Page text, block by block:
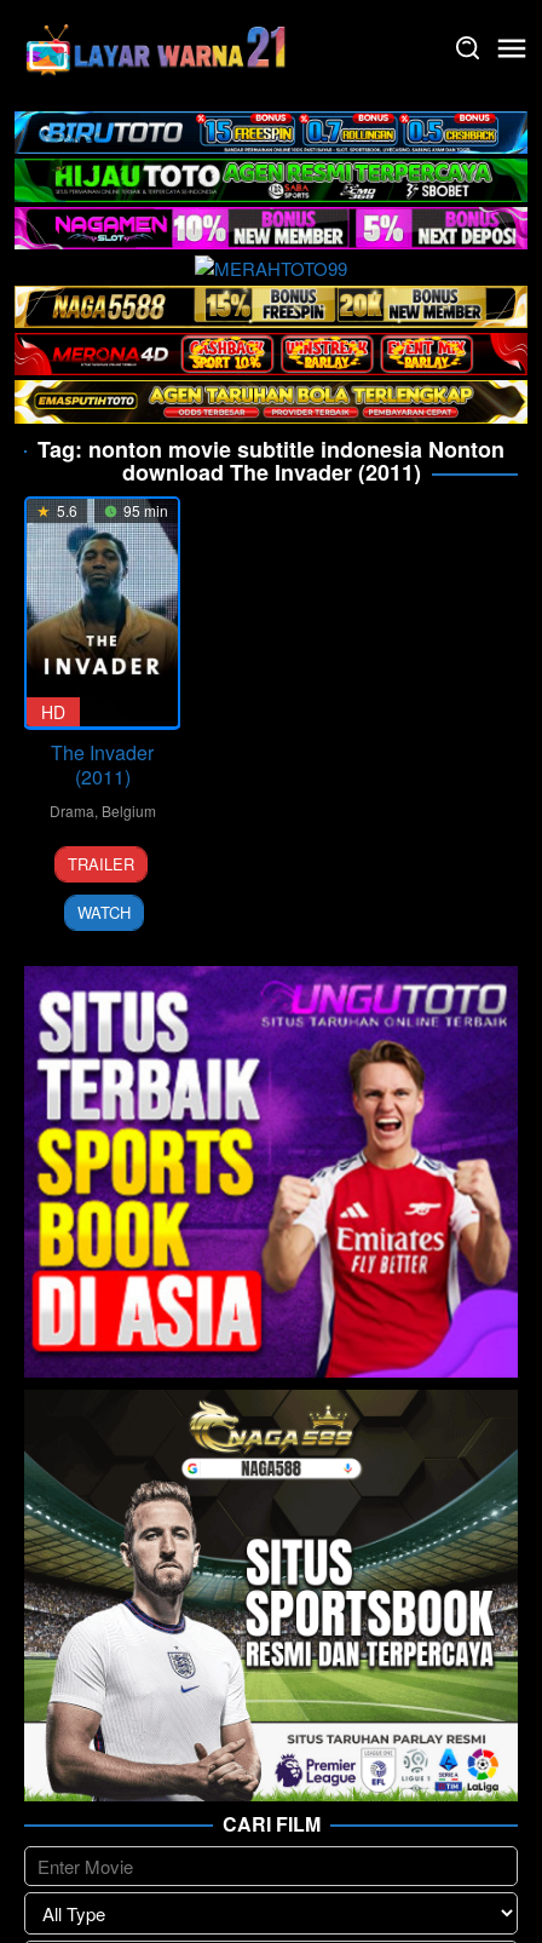
content
Tag: nonton movie subtitle indonesia Nonton
download The Invader (2011)
5.6 95 min
HD
The Invader
(2011)
Drama, Belgium
23
Nov
2011
Nicolas
Provost
TRAILER
WATCH
CARI FILM